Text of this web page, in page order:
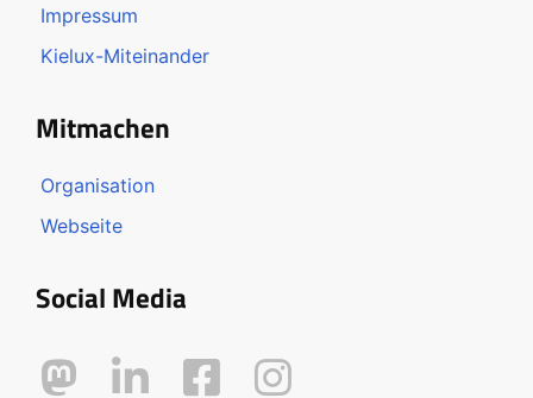
Impressum
Kielux-Miteinander
Mitmachen
Organisation
Webseite
Social Media